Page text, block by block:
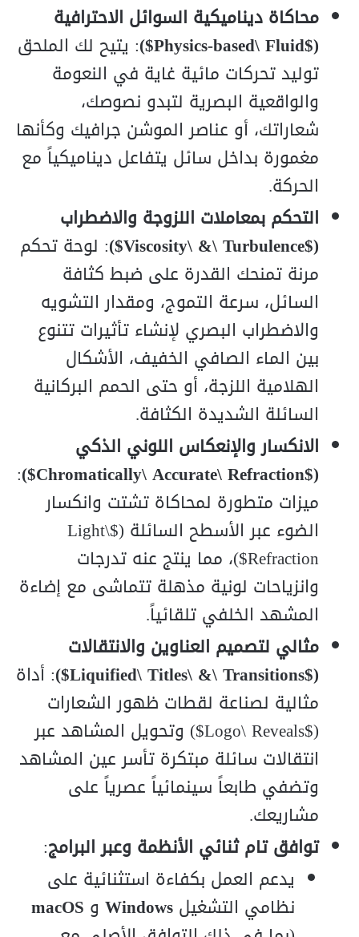
محاكاة ديناميكية السوائل الاحترافية
($Physics-based\ Fluid$)
: يتيح لك الملحق
توليد تحركات مائية غاية في النعومة
والواقعية البصرية لتبدو نصوصك،
شعاراتك، أو عناصر الموشن جرافيك وكأنها
مغمورة بداخل سائل يتفاعل ديناميكياً مع
الحركة.
التحكم بمعاملات اللزوجة والاضطراب
($Viscosity\ &\ Turbulence$)
: لوحة تحكم
مرنة تمنحك القدرة على ضبط كثافة
السائل، سرعة التموج، ومقدار التشويه
والاضطراب البصري لإنشاء تأثيرات تتنوع
بين الماء الصافي الخفيف، الأشكال
الهلامية اللزجة، أو حتى الحمم البركانية
السائلة الشديدة الكثافة.
الانكسار والإنعكاس اللوني الذكي
($Chromatically\ Accurate\ Refraction$)
:
ميزات متطورة لمحاكاة تشتت وانكسار
الضوء عبر الأسطح السائلة ($Light\
Refraction$)، مما ينتج عنه تدرجات
وانزياحات لونية مذهلة تتماشى مع إضاءة
المشهد الخلفي تلقائياً.
مثالي لتصميم العناوين والانتقالات
($Liquified\ Titles\ &\ Transitions$)
: أداة
مثالية لصناعة لقطات ظهور الشعارات
($Logo\ Reveals$) وتحويل المشاهد عبر
انتقالات سائلة مبتكرة تأسر عين المشاهد
وتضفي طابعاً سينمائياً عصرياً على
مشاريعك.
توافق تام ثنائي الأنظمة وعبر البرامج:
يدعم العمل بكفاءة استثنائية على
نظامي التشغيل Windows و macOS